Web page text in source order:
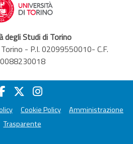
degli Studi di Torino
- P.I. 02099550010- C.F.
Cookie Policy
Amministrazione
Trasparente